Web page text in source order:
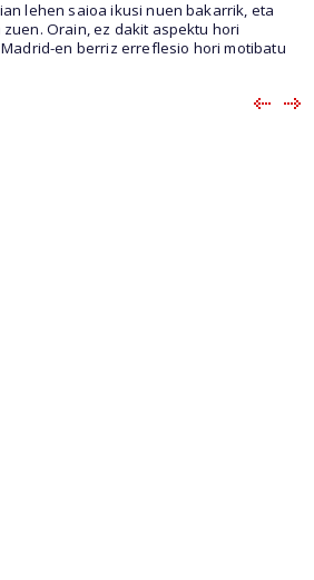
lehen saioa ikusi nuen bakarrik, eta
Orain, ez dakit aspektu hori
en berriz erreflesio hori motibatu